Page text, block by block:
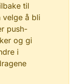
til
velge å bli
push-
og gi
i